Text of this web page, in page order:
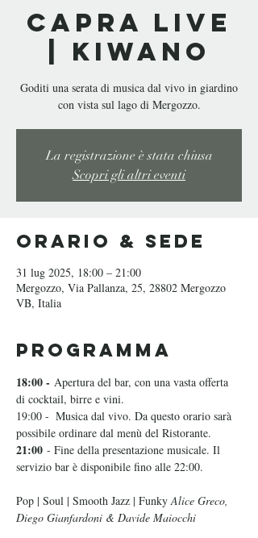
CAPRA LIVE
| KIWANO
Goditi una serata di musica dal vivo in giardino
con vista sul lago di Mergozzo.
La registrazione è stata chiusa
Scopri gli altri eventi
Orario & Sede
31 lug 2025, 18:00 – 21:00
Mergozzo, Via Pallanza, 25, 28802 Mergozzo
VB, Italia
Programma
18:00 - Apertura del bar, con una vasta offerta
di cocktail, birre e vini.
19:00 -  Musica dal vivo. Da questo orario sarà
possibile ordinare dal menù del Ristorante.
21:00 - Fine della presentazione musicale. Il
servizio bar è disponibile fino alle 22:00.
Pop | Soul | Smooth Jazz | Funky Alice Greco,
Diego Gianfardoni & Davide Maiocchi